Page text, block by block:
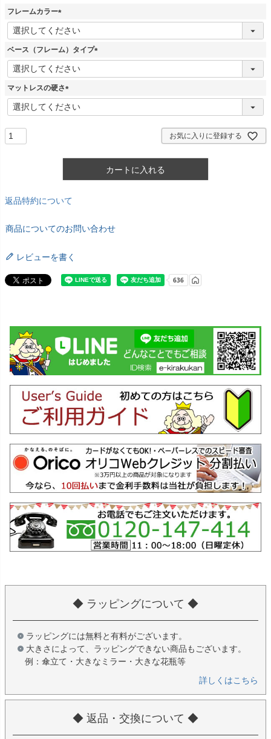
フレームカラー
(
必
須
ベース（フレーム）タイプ
(
マットレスの硬さ
(
必
お気に入りに登録する
カートに入れる
返品特約について
商品についてのお問い合わせ
レビューを書く
◆ ラッピングについて ◆
ラッピングには無料と有料がございます。
大きさによって、ラッピングできない商品もございます。
例：傘立て・大きなミラー・大きな花瓶等
詳しくはこちら
◆ 返品・交換について ◆